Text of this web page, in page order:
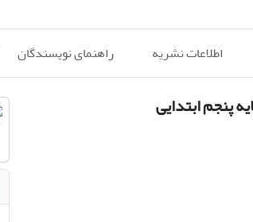
اطلاعات نشریه راهنمای نویسندگان
پنجم ابتدایی